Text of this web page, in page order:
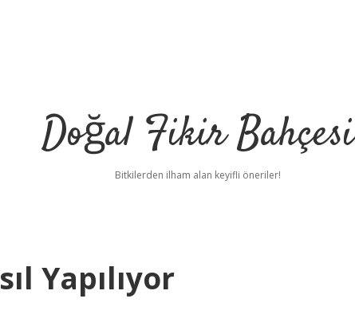
Doğal Fikir Bahçesi
Bitkilerden ilham alan keyifli öneriler!
Yapılıyor